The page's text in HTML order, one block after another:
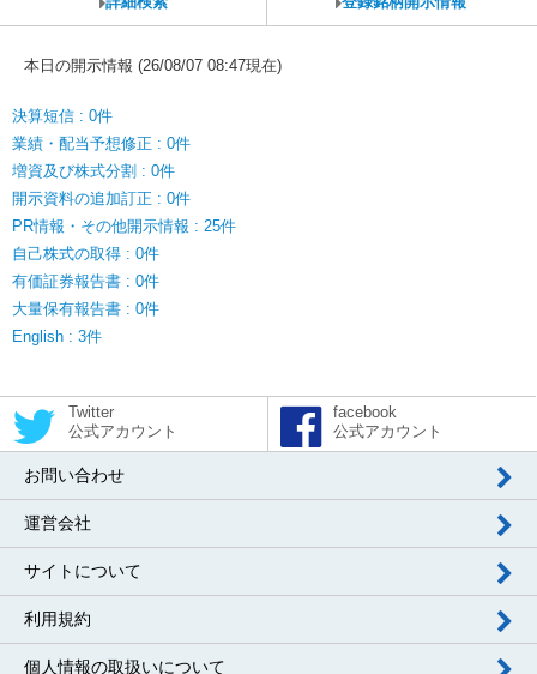
本日の開示情報 (26/08/07 08:47現在)
決算短信 : 0件
業績・配当予想修正 : 0件
増資及び株式分割 : 0件
開示資料の追加訂正 : 0件
PR情報・その他開示情報 : 25件
自己株式の取得 : 0件
有価証券報告書 : 0件
大量保有報告書 : 0件
English : 3件
Twitter
公式アカウント
facebook
公式アカウント
お問い合わせ
運営会社
サイトについて
利用規約
個人情報の取扱いについて